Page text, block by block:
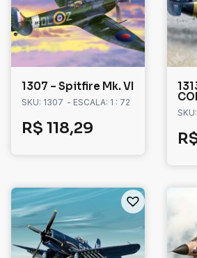
1307 – Spitfire Mk. VI
SKU: 1307 - ESCALA: 1 : 72
R$ 118,29